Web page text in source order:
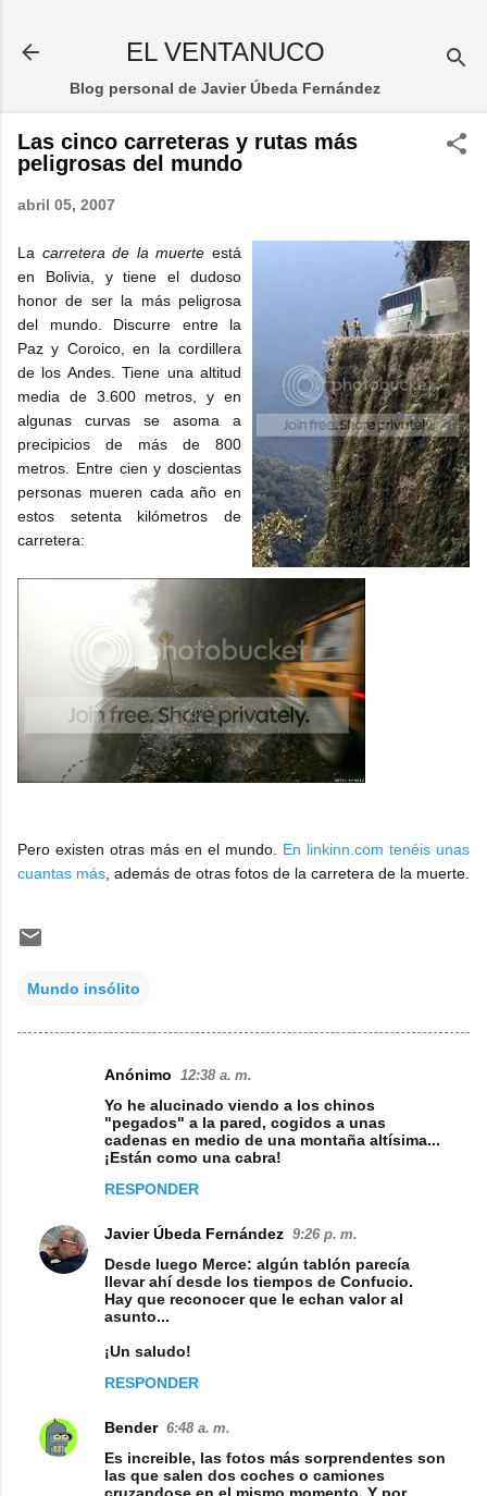
EL VENTANUCO
Blog personal de Javier Úbeda Fernández
Las cinco carreteras y rutas más
peligrosas del mundo
abril 05, 2007
La carretera de la muerte está
en Bolivia, y tiene el dudoso
honor de ser la más peligrosa
del mundo. Discurre entre la
Paz y Coroico, en la cordillera
de los Andes. Tiene una altitud
media de 3.600 metros, y en
algunas curvas se asoma a
precipicios de más de 800
metros. Entre cien y doscientas
personas mueren cada año en
estos setenta kilómetros de
carretera:
Pero existen otras más en el mundo. En linkinn.com tenéis unas
cuantas más , además de otras fotos de la carretera de la muerte.
Mundo insólito
t
a
Anónimo 12:38 a. m.
Yo he alucinado viendo a los chinos
"pegados" a la pared, cogidos a unas
cadenas en medio de una montaña altísima...
¡Están como una cabra!
RESPONDER
Javier Úbeda Fernández 9:26 p. m.
Desde luego Merce: algún tablón parecía
llevar ahí desde los tiempos de Confucio.
Hay que reconocer que le echan valor al
asunto...
¡Un saludo!
RESPONDER
Bender 6:48 a. m.
Es increible, las fotos más sorprendentes son
las que salen dos coches o camiones
cruzandose en el mismo momento. Y por